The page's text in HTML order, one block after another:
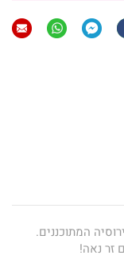
המתוכננים.
זר נאה!